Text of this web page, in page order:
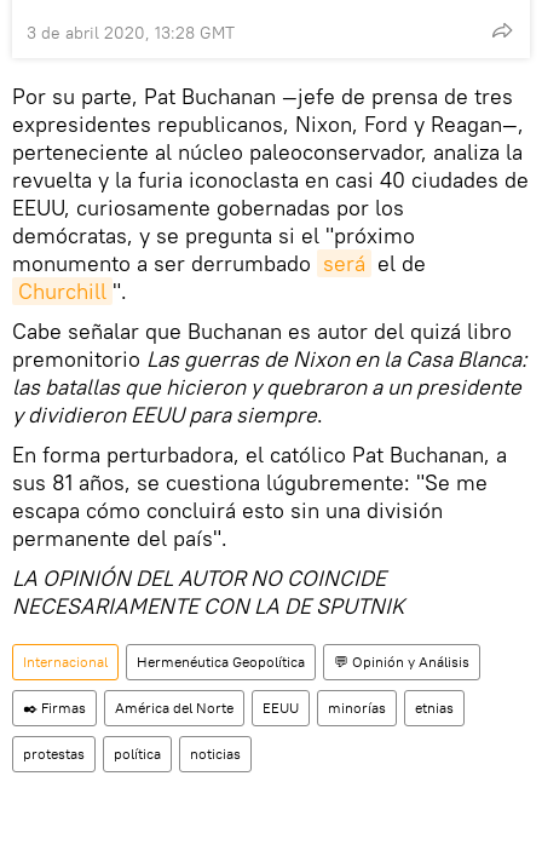
3 de abril 2020, 13:28 GMT
Por su parte, Pat Buchanan —jefe de prensa de tres
expresidentes republicanos, Nixon, Ford y Reagan—,
perteneciente al núcleo paleoconservador, analiza la
revuelta y la furia iconoclasta en casi 40 ciudades de
EEUU, curiosamente gobernadas por los
demócratas, y se pregunta si el "próximo
monumento a ser derrumbado será el de
Churchill ".
Cabe señalar que Buchanan es autor del quizá libro
premonitorio Las guerras de Nixon en la Casa Blanca:
las batallas que hicieron y quebraron a un presidente
y dividieron EEUU para siempre.
En forma perturbadora, el católico Pat Buchanan, a
sus 81 años, se cuestiona lúgubremente: "Se me
escapa cómo concluirá esto sin una división
permanente del país".
LA OPINIÓN DEL AUTOR NO COINCIDE
NECESARIAMENTE CON LA DE SPUTNIK
Internacional Hermenéutica Geopolítica 💬 Opinión y Análisis
✒️ Firmas América del Norte EEUU minorías etnias
protestas política noticias